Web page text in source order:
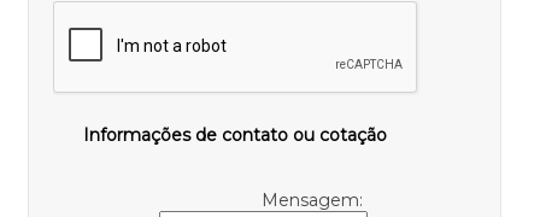
Informações de contato ou cotação
Mensagem: